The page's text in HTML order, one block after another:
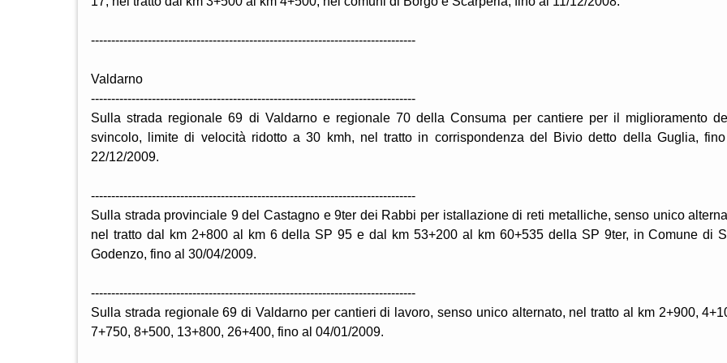
--------------------------------------------------------------------------------
Valdarno
--------------------------------------------------------------------------------
Sulla strada regionale 69 di Valdarno e regionale 70 della Consuma per cantiere per il miglioramento
svincolo, limite di velocità ridotto a 30 kmh, nel tratto in corrispondenza del Bivio detto della Guglia,
22/12/2009.
--------------------------------------------------------------------------------
Sulla strada provinciale 9 del Castagno e 9ter dei Rabbi per istallazione di reti metalliche, senso unico
nel tratto dal km 2+800 al km 6 della SP 95 e dal km 53+200 al km 60+535 della SP 9ter, in Comune di
Godenzo, fino al 30/04/2009.
--------------------------------------------------------------------------------
Sulla strada regionale 69 di Valdarno per cantieri di lavoro, senso unico alternato, nel tratto al km 2+900,
7+750, 8+500, 13+800, 26+400, fino al 04/01/2009.